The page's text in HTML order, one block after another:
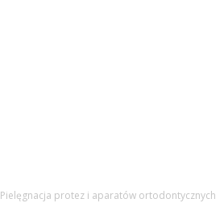
Pielęgnacja protez i aparatów ortodontycznych